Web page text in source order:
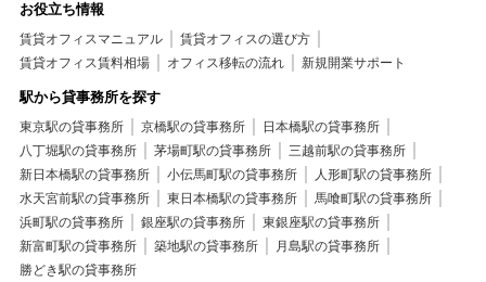
お役立ち情報
賃貸オフィスマニュアル
賃貸オフィスの選び方
賃貸オフィス賃料相場
オフィス移転の流れ 新規開業サポート
駅から貸事務所を探す
東京駅の貸事務所 京橋駅の貸事務所
日本橋駅の貸事務所
八丁堀駅の貸事務所
茅場町駅の貸事務所
三越前駅の貸事務所
新日本橋駅の貸事務所
小伝馬町駅の貸事務所
人形町駅の貸事務所
水天宮前駅の貸事務所
東日本橋駅の貸事務所
馬喰町駅の貸事務所
浜町駅の貸事務所
銀座駅の貸事務所
東銀座駅の貸事務所
新富町駅の貸事務所
築地駅の貸事務所
月島駅の貸事務所
勝どき駅の貸事務所